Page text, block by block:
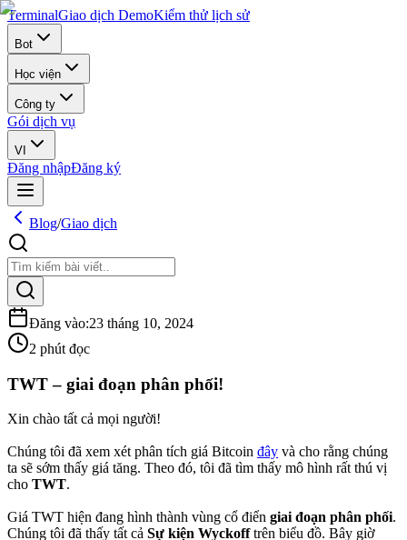
TerminalGiao dịch DemoKiểm thử lịch sử
Bot
Học viện
Công ty
Gói dịch vụ
VI
Đăng nhậpĐăng ký
Blog/Giao dịch
Đăng vào:23 tháng 10, 2024
2 phút đọc
TWT – giai đoạn phân phối!
Xin chào tất cả mọi người!
Chúng tôi đã xem xét phân tích giá Bitcoin đây và cho rằng chúng
ta sẽ sớm thấy giá tăng. Theo đó, tôi đã tìm thấy mô hình rất thú vị
cho TWT.
Giá TWT hiện đang hình thành vùng cổ điển giai đoạn phân phối.
Chúng tôi đã thấy tất cả Sự kiện Wyckofftrên biểu đồ. Bây giờ